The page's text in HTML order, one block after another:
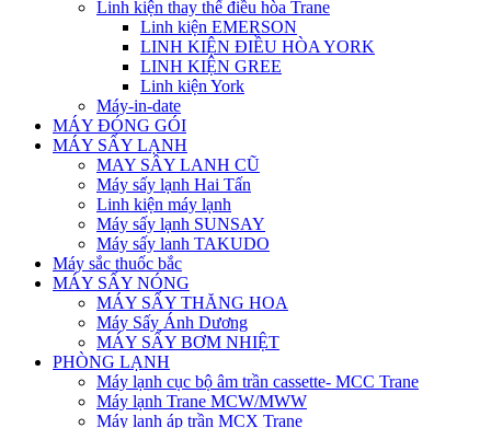
Linh kiện thay thế điều hòa Trane
Linh kiện EMERSON
LINH KIỆN ĐIỀU HÒA YORK
LINH KIỆN GREE
Linh kiện York
Máy-in-date
MÁY ĐÓNG GÓI
MÁY SẤY LẠNH
MAY SÂY LANH CŨ
Máy sấy lạnh Hai Tấn
Linh kiện máy lạnh
Máy sấy lạnh SUNSAY
Máy sấy lanh TAKUDO
Máy sắc thuốc bắc
MÁY SẤY NÓNG
MÁY SẤY THĂNG HOA
Máy Sấy Ánh Dương
MÁY SẤY BƠM NHIỆT
PHÒNG LẠNH
Máy lạnh cục bộ âm trần cassette- MCC Trane
Máy lạnh Trane MCW/MWW
Máy lạnh áp trần MCX Trane